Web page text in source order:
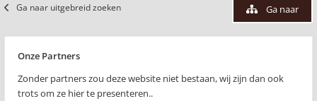
Ga naar uitgebreid zoeken Ga naar
Onze Partners
Zonder partners zou deze website niet bestaan, wij zijn dan ook
trots om ze hier te presenteren..